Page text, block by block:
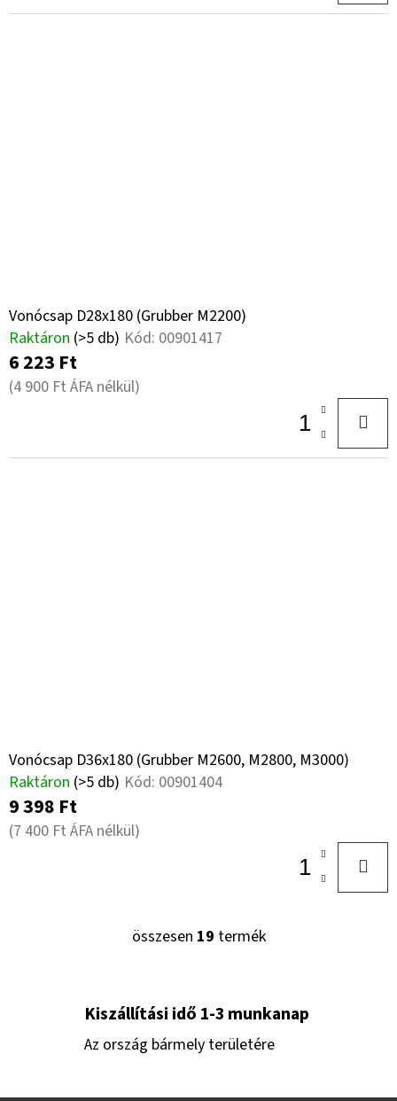
Vonócsap D28x180 (Grubber M2200)
Raktáron (>5 db) Kód: 00901417
6 223 Ft
(4 900 Ft ÁFA nélkül)
Vonócsap D36x180 (Grubber M2600, M2800, M3000)
Raktáron (>5 db) Kód: 00901404
9 398 Ft
(7 400 Ft ÁFA nélkül)
L
T
A
I
összesen 19 termék
Kiszállítási idő 1-3 munkanap
Az ország bármely területére